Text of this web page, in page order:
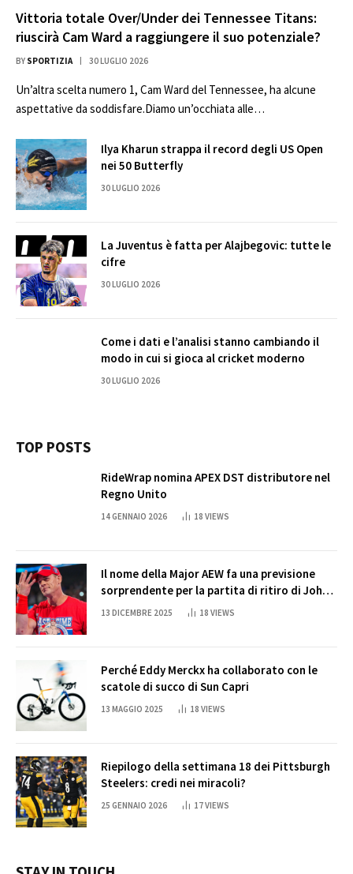
Vittoria totale Over/Under dei Tennessee Titans:
riuscirà Cam Ward a raggiungere il suo potenziale?
BY SPORTIZIA 30 LUGLIO 2026
Un’altra scelta numero 1, Cam Ward del Tennessee, ha alcune
aspettative da soddisfare.Diamo un’occhiata alle…
Ilya Kharun strappa il record degli US Open
nei 50 Butterfly
30 LUGLIO 2026
La Juventus è fatta per Alajbegovic: tutte le
cifre
30 LUGLIO 2026
Come i dati e l’analisi stanno cambiando il
modo in cui si gioca al cricket moderno
30 LUGLIO 2026
TOP POSTS
RideWrap nomina APEX DST distributore nel
Regno Unito
14 GENNAIO 2026 18 VIEWS
Il nome della Major AEW fa una previsione
sorprendente per la partita di ritiro di John
Cena
13 DICEMBRE 2025 18 VIEWS
Perché Eddy Merckx ha collaborato con le
scatole di succo di Sun Capri
13 MAGGIO 2025 18 VIEWS
Riepilogo della settimana 18 dei Pittsburgh
Steelers: credi nei miracoli?
25 GENNAIO 2026 17VIEWS